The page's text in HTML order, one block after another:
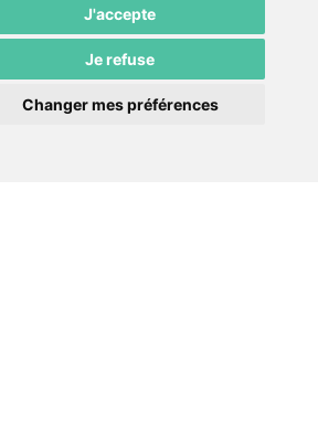
J'accepte
Je refuse
Changer mes préférences